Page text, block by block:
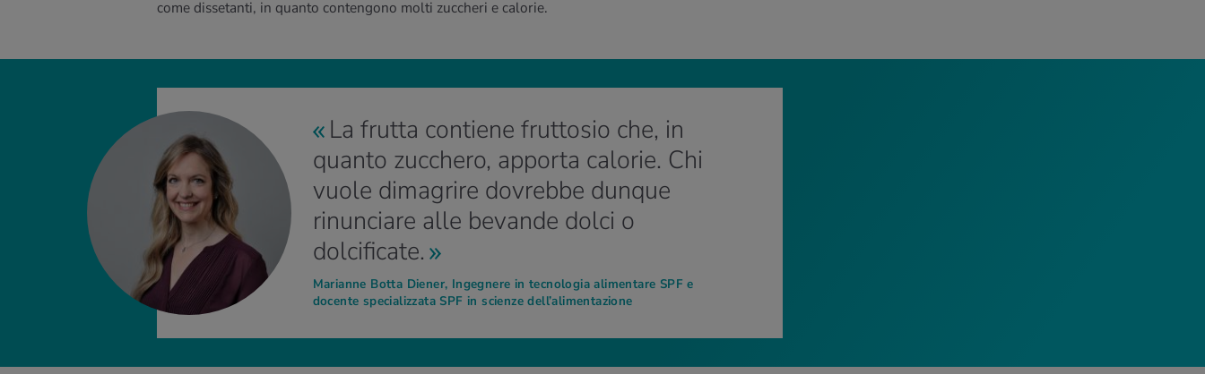
come dissetanti, in quanto contengono molti zuccheri e calorie.
La frutta contiene fruttosio che, in
quanto zucchero, apporta calorie. Chi
vuole dimagrire dovrebbe dunque
rinunciare alle bevande dolci o
dolcificate.
Marianne Botta Diener, Ingegnere in tecnologia alimentare SPF e
docente specializzata SPF in scienze dell’alimentazione